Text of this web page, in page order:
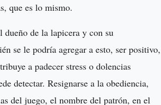
que es lo mismo.
dueño de la lapicera y con su
se le podría agregar a esto, ser positivo,
a padecer stress o dolencias
detectar. Resignarse a la obediencia,
del juego, el nombre del patrón, en el